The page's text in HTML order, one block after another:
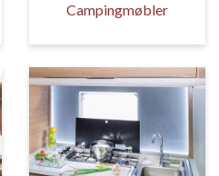
Campingmøbler